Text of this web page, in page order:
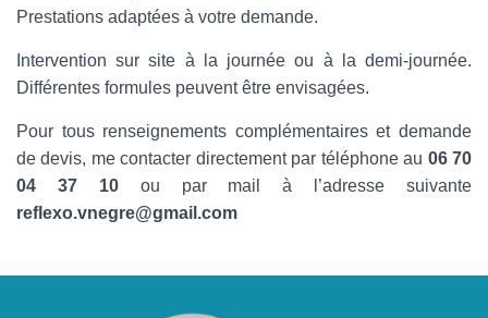
Prestations adaptées à votre demande.
Intervention sur site à la journée ou à la demi-journée.
Différentes formules peuvent être envisagées.
Pour tous renseignements complémentaires et demande
de devis, me contacter directement par téléphone au 06 70
04 37 10ou par mail à l’adresse suivante
reflexo.vnegre@gmail.com